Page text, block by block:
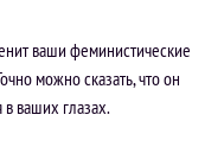
ваши феминистические
можно сказать, что он
ваших глазах.